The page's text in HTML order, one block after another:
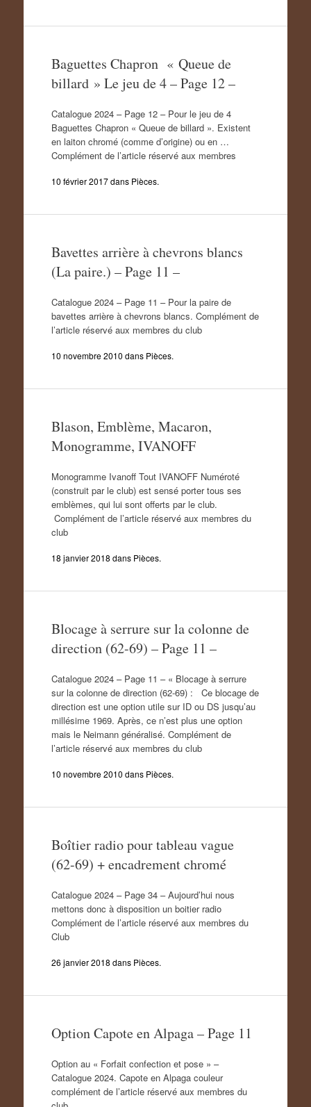
Baguettes Chapron « Queue de
billard » Le jeu de 4 – Page 12 –
Catalogue 2024 – Page 12 – Pour le jeu de 4
Baguettes Chapron « Queue de billard ». Existent
en laiton chromé (comme d’origine) ou en …
Complément de l’article réservé aux membres
10 février 2017dans Pièces.
Bavettes arrière à chevrons blancs
(La paire.) – Page 11 –
Catalogue 2024 – Page 11 – Pour la paire de
bavettes arrière à chevrons blancs. Complément de
l’article réservé aux membres du club
10 novembre 2010 dans Pièces.
Blason, Emblème, Macaron,
Monogramme, IVANOFF
Monogramme Ivanoff Tout IVANOFF Numéroté
(construit par le club) est sensé porter tous ses
emblèmes, qui lui sont offerts par le club.
Complément de l’article réservé aux membres du
club
18 janvier 2018 dans Pièces.
Blocage à serrure sur la colonne de
direction (62-69) – Page 11 –
Catalogue 2024 – Page 11 – « Blocage à serrure
sur la colonne de direction (62-69) : Ce blocage de
direction est une option utile sur ID ou DS jusqu’au
millésime 1969. Après, ce n’est plus une option
mais le Neimann généralisé. Complément de
l’article réservé aux membres du club
10 novembre 2010 dans Pièces.
Boîtier radio pour tableau vague
(62-69) + encadrement chromé
Catalogue 2024 – Page 34 – Aujourd’hui nous
mettons donc à disposition un boitier radio
Complément de l’article réservé aux membres du
Club
26 janvier 2018 dans Pièces.
Option Capote en Alpaga – Page 11
Option au « Forfait confection et pose » –
Catalogue 2024. Capote en Alpaga couleur
complément de l’article réservé aux membres du